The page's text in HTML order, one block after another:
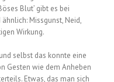
Blut’ gibt es bei
Missgunst, Neid,
Wirkung.
selbst das konnte eine
Gesten wie dem Anheben
Etwas, das man sich